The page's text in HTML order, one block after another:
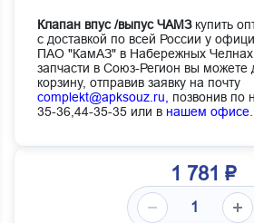
Клапан впус /выпус ЧАМЗкупить
с доставкой по всей России у
ПАО "КамАЗ" в Набережных
запчасти в Союз-Регион вы можете
корзину, отправив заявку на почту
complekt@apksouz.ru,
позвонив по
35-36,44-35-35 или в нашем офисе
1 781 ₽